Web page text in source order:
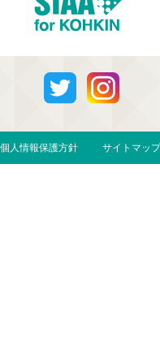
個人情報保護方針 サイトマップ